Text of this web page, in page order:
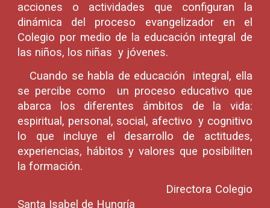
acciones o actividades que configuran la
dinámica del proceso evangelizador en el
Colegio por medio de la educación integral de
las niños, los niñas y jóvenes.
Cuando se habla de educación integral, ella
se percibe como un proceso educativo que
abarca los diferentes ámbitos de la vida:
espiritual, personal, social, afectivo y cognitivo
lo que incluye el desarrollo de actitudes,
experiencias, hábitos y valores que posibiliten
la formación.
Directora Colegio
Santa Isabel de Hungría